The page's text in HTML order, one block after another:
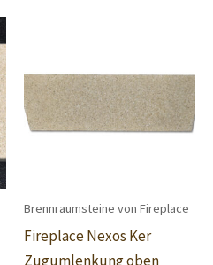
Brennraumsteine von Fireplace
Fireplace Nexos Ker
Zugumlenkung oben